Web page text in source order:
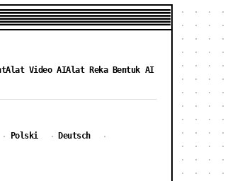
Alat Video AIAlat Reka Bentuk AI
· Polski · Deutsch ·